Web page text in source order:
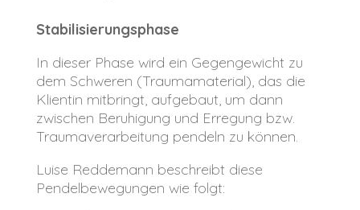
Stabilisierungsphase
In dieser Phase wird ein Gegengewicht zu
dem Schweren (Traumamaterial), das die
Klientin mitbringt, aufgebaut, um dann
zwischen Beruhigung und Erregung bzw.
Traumaverarbeitung pendeln zu können.
Luise Reddemann beschreibt diese
Pendelbewegungen wie folgt: